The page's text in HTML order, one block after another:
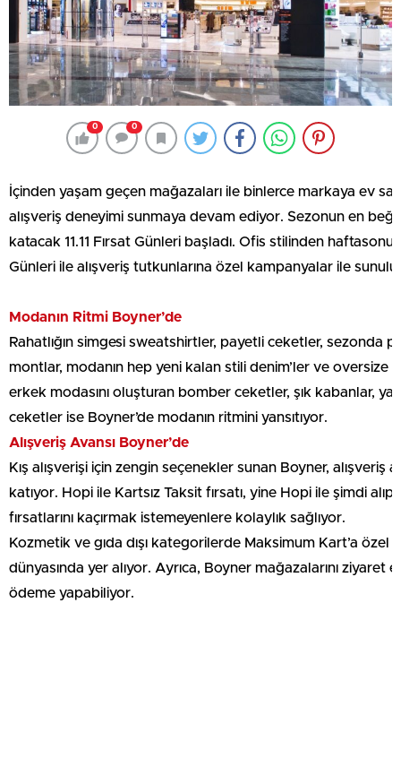
0 0
İçinden yaşam geçen mağazaları ile binlerce markaya ev
alışveriş deneyimi sunmaya devam ediyor. Sezonun en
katacak 11.11 Fırsat Günleri başladı. Ofis stilinden
Günleri ile alışveriş tutkunlarına özel kampanyalar ile
Modanın Ritmi Boyner’de
Rahatlığın simgesi sweatshirtler, payetli ceketler, sezonda
montlar, modanın hep yeni kalan stili denim’ler ve
erkek modasını oluşturan bomber ceketler, şık kabanlar,
ceketler ise Boyner’de modanın ritmini yansıtıyor.
Alışveriş Avansı Boyner’de
Kış alışverişi için zengin seçenekler sunan Boyner,
katıyor. Hopi ile Kartsız Taksit fırsatı, yine Hopi ile şimdi
fırsatlarını kaçırmak istemeyenlere kolaylık sağlıyor.
Kozmetik ve gıda dışı kategorilerde Maksimum Kart’a
dünyasında yer alıyor. Ayrıca, Boyner mağazalarını
ödeme yapabiliyor.